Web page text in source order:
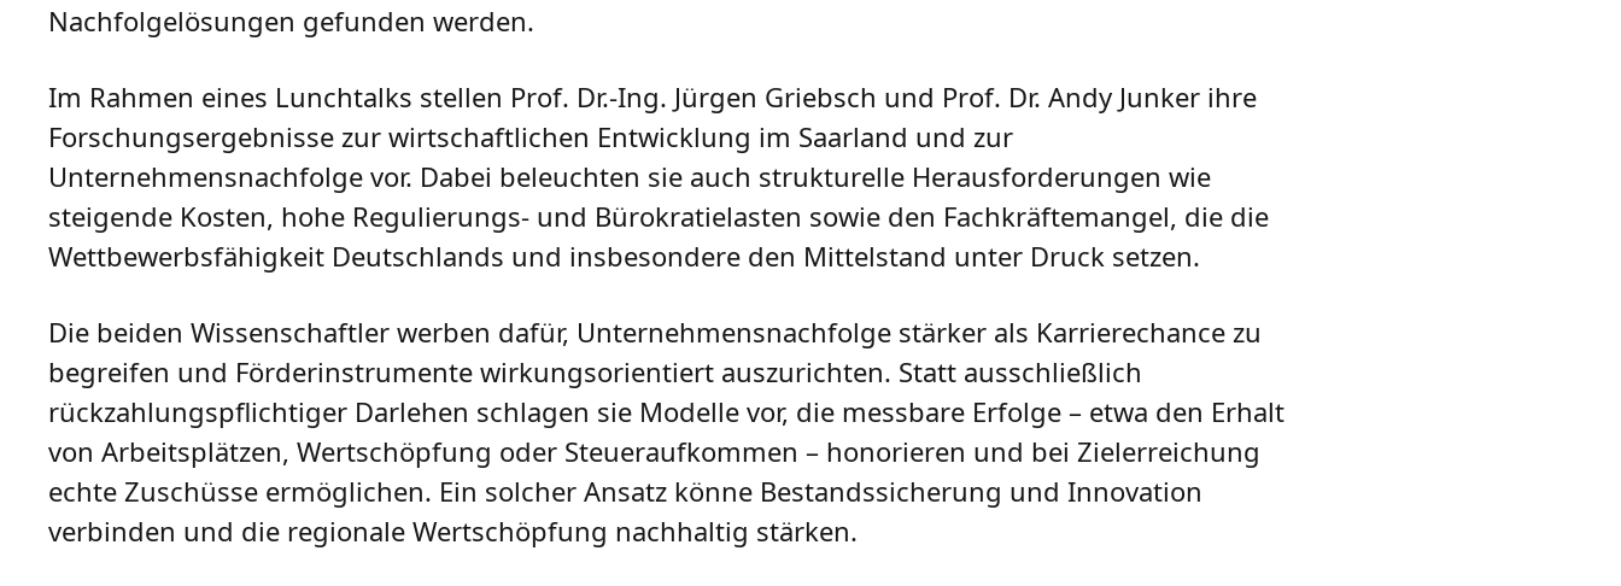
Nachfolgelösungen gefunden werden.
Im Rahmen eines Lunchtalks stellen Prof. Dr.-Ing. Jürgen Griebsch und Prof. Dr. Andy Junker ihre
Forschungsergebnisse zur wirtschaftlichen Entwicklung im Saarland und zur
Unternehmensnachfolge vor. Dabei beleuchten sie auch strukturelle Herausforderungen wie
steigende Kosten, hohe Regulierungs- und Bürokratielasten sowie den Fachkräftemangel, die die
Wettbewerbsfähigkeit Deutschlands und insbesondere den Mittelstand unter Druck setzen.
Die beiden Wissenschaftler werben dafür, Unternehmensnachfolge stärker als Karrierechance zu
begreifen und Förderinstrumente wirkungsorientiert auszurichten. Statt ausschließlich
rückzahlungspflichtiger Darlehen schlagen sie Modelle vor, die messbare Erfolge – etwa den Erhalt
von Arbeitsplätzen, Wertschöpfung oder Steueraufkommen – honorieren und bei Zielerreichung
echte Zuschüsse ermöglichen. Ein solcher Ansatz könne Bestandssicherung und Innovation
verbinden und die regionale Wertschöpfung nachhaltig stärken.